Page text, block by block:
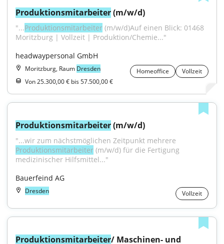
Produktionsmitarbeiter (m/w/d)
"...Produktionsmitarbeiter (m/w/d)Auf einen Blick: 01468
Moritzburg | Vollzeit | Produktion/Chemie..."
headwaypersonal GmbH
Moritzburg, Raum Dresden Homeoffice
Vollzeit
Von 25.300,00 € bis 57.500,00 €
Produktionsmitarbeiter (m/w/d)
Produktionsmitarbeiter (m/w/d) für die Fertigung
medizinischer Hilfsmittel..."
Bauerfeind AG
Dresden Vollzeit
Produktionsmitarbeiter/ Maschinen- und